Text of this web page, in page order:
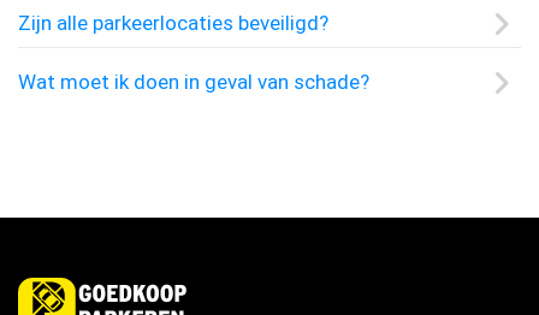
Zijn alle parkeerlocaties beveiligd?
Wat moet ik doen in geval van schade?